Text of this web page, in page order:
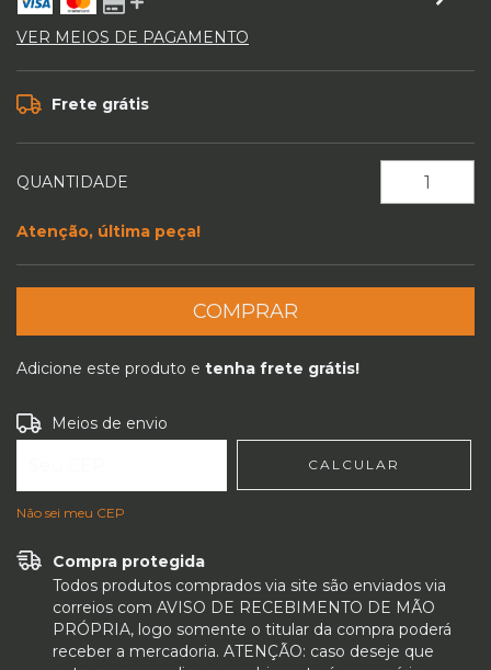
VER MEIOS DE PAGAMENTO
Frete grátis
QUANTIDADE
Atenção, última peça!
Adicione este produto e tenha frete grátis!
Entregas para o CEP:
Meios de envio
CALCULAR
Não sei meu CEP
Compra protegida
Todos produtos comprados via site são enviados via
correios com AVISO DE RECEBIMENTO DE MÃO
PRÓPRIA, logo somente o titular da compra poderá
receber a mercadoria. ATENÇÃO: caso deseje que